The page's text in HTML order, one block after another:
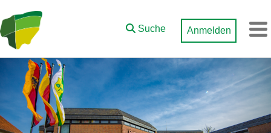
Zum Hauptinhalt springen
Suche Anmelden